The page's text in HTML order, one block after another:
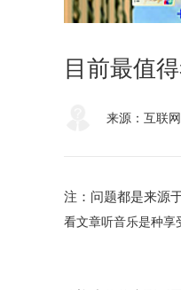
目前最值
来源：互联网
注：问题都是来源
看文章听音乐是种享